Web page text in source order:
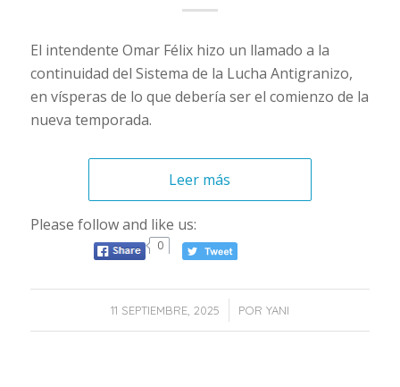
El intendente Omar Félix hizo un llamado a la
continuidad del Sistema de la Lucha Antigranizo,
en vísperas de lo que debería ser el comienzo de la
nueva temporada.
Leer más
Please follow and like us:
0
11 SEPTIEMBRE, 2025
/ POR YANI